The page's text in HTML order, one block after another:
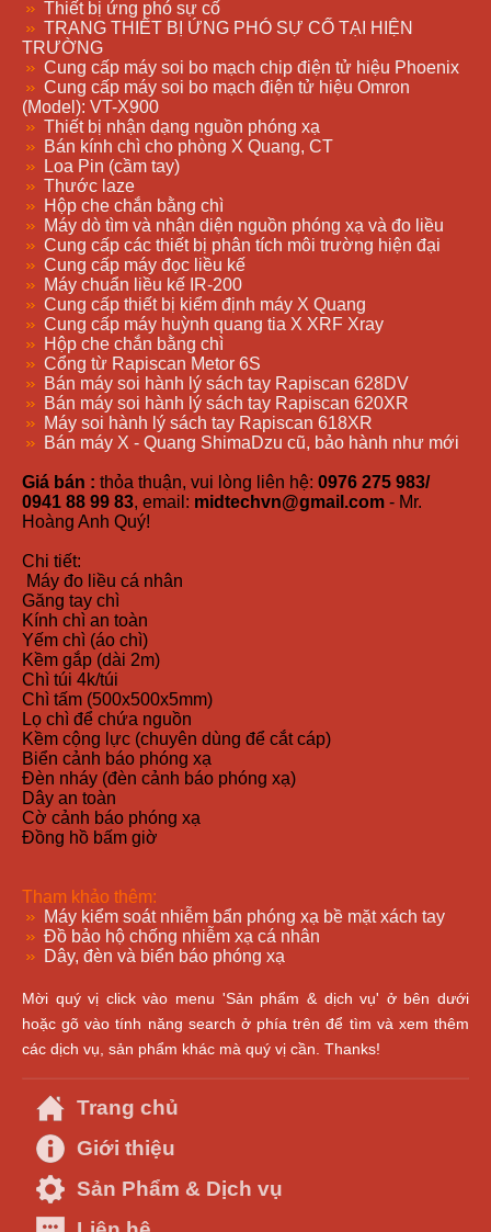
Thiết bị ứng phó sự cố
TRANG THIẾT BỊ ỨNG PHÓ SỰ CỐ TẠI HIỆN
TRƯỜNG
Cung cấp máy soi bo mạch chip điện tử hiệu Phoenix
Cung cấp máy soi bo mạch điện tử hiệu Omron
(Model): VT-X900
Thiết bị nhận dạng nguồn phóng xạ
Bán kính chì cho phòng X Quang, CT
Loa Pin (cầm tay)
Thước laze
Hộp che chắn bằng chì
Máy dò tìm và nhận diện nguồn phóng xạ và đo liều
Cung cấp các thiết bị phân tích môi trường hiện đại
Cung cấp máy đọc liều kế
Máy chuẩn liều kế IR-200
Cung cấp thiết bị kiểm định máy X Quang
Cung cấp máy huỳnh quang tia X XRF Xray
Hộp che chắn bằng chì
Cổng từ Rapiscan Metor 6S
Bán máy soi hành lý sách tay Rapiscan 628DV
Bán máy soi hành lý sách tay Rapiscan 620XR
Máy soi hành lý sách tay Rapiscan 618XR
Bán máy X - Quang ShimaDzu cũ, bảo hành như mới
Giá bán : thỏa thuận, vui lòng liên hệ: 0976 275 983/
0941 88 99 83, email: midtechvn@gmail.com - Mr.
Hoàng Anh Quý!
Chi tiết:
Máy đo liều cá nhân
Găng tay chì
Kính chì an toàn
Yếm chì (áo chì)
Kềm gắp (dài 2m)
Chì túi 4k/túi
Chì tấm (500x500x5mm)
Lọ chì để chứa nguồn
Kềm cộng lực (chuyên dùng để cắt cáp)
Biển cảnh báo phóng xạ
Đèn nháy (đèn cảnh báo phóng xạ)
Dây an toàn
Cờ cảnh báo phóng xạ
Đồng hồ bấm giờ
Tham khảo thêm:
Máy kiểm soát nhiễm bẩn phóng xạ bề mặt xách tay
Đồ bảo hộ chống nhiễm xạ cá nhân
Dây, đèn và biển báo phóng xạ
Mời quý vị click vào menu 'Sản phẩm & dịch vụ' ở bên dưới
hoặc gõ vào tính năng search ở phía trên để tìm và xem thêm
các dịch vụ, sản phẩm khác mà quý vị cần. Thanks!
Trang chủ
Giới thiệu
Sản Phẩm & Dịch vụ